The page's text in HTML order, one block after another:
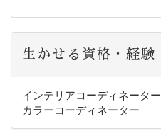
生かせる資格・経験
インテリアコーディネーター
カラーコーディネーター